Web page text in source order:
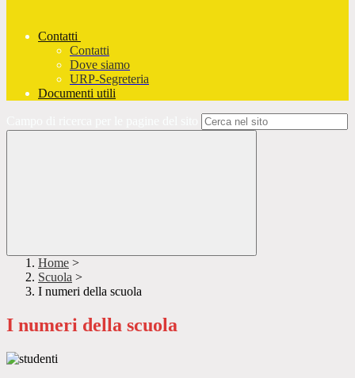
Contatti
Contatti
Dove siamo
URP-Segreteria
Documenti utili
Home >
Scuola >
I numeri della scuola
I numeri della scuola